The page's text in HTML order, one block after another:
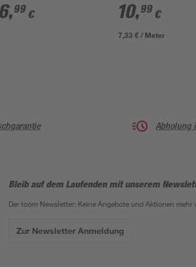
,99 €
4-fach 1,5 m
10,99 €
7,33 € / Meter
Abholung
Bleib auf dem Laufenden mit unserem
Der toom Newsletter: Keine Angebote und Aktionen mehr
Zur Newsletter Anmeldung